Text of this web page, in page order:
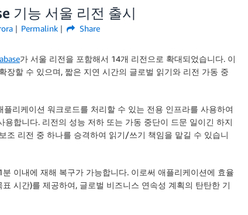
기능 서울 리전 출시
Permalink Share
가 서울 리전을 포함해서 14개 리전으로 확대되었습니다. 이
장할 수 있으며, 짧은 지연 시간의 글로벌 읽기와 리전 가동 중
리케이션 워크로드를 처리할 수 있는 전용 인프라를 사용하여
합니다. 리전의 성능 저하 또는 가동 중단이 드문 일이긴 하지
조 리전 중 하나를 승격하여 읽기/쓰기 책임을 맡길 수 있습니
이내에 재해 복구가 가능합니다. 이로써 애플리케이션에 효율
시간)를 제공하여, 글로벌 비즈니스 연속성 계획의 탄탄한 기